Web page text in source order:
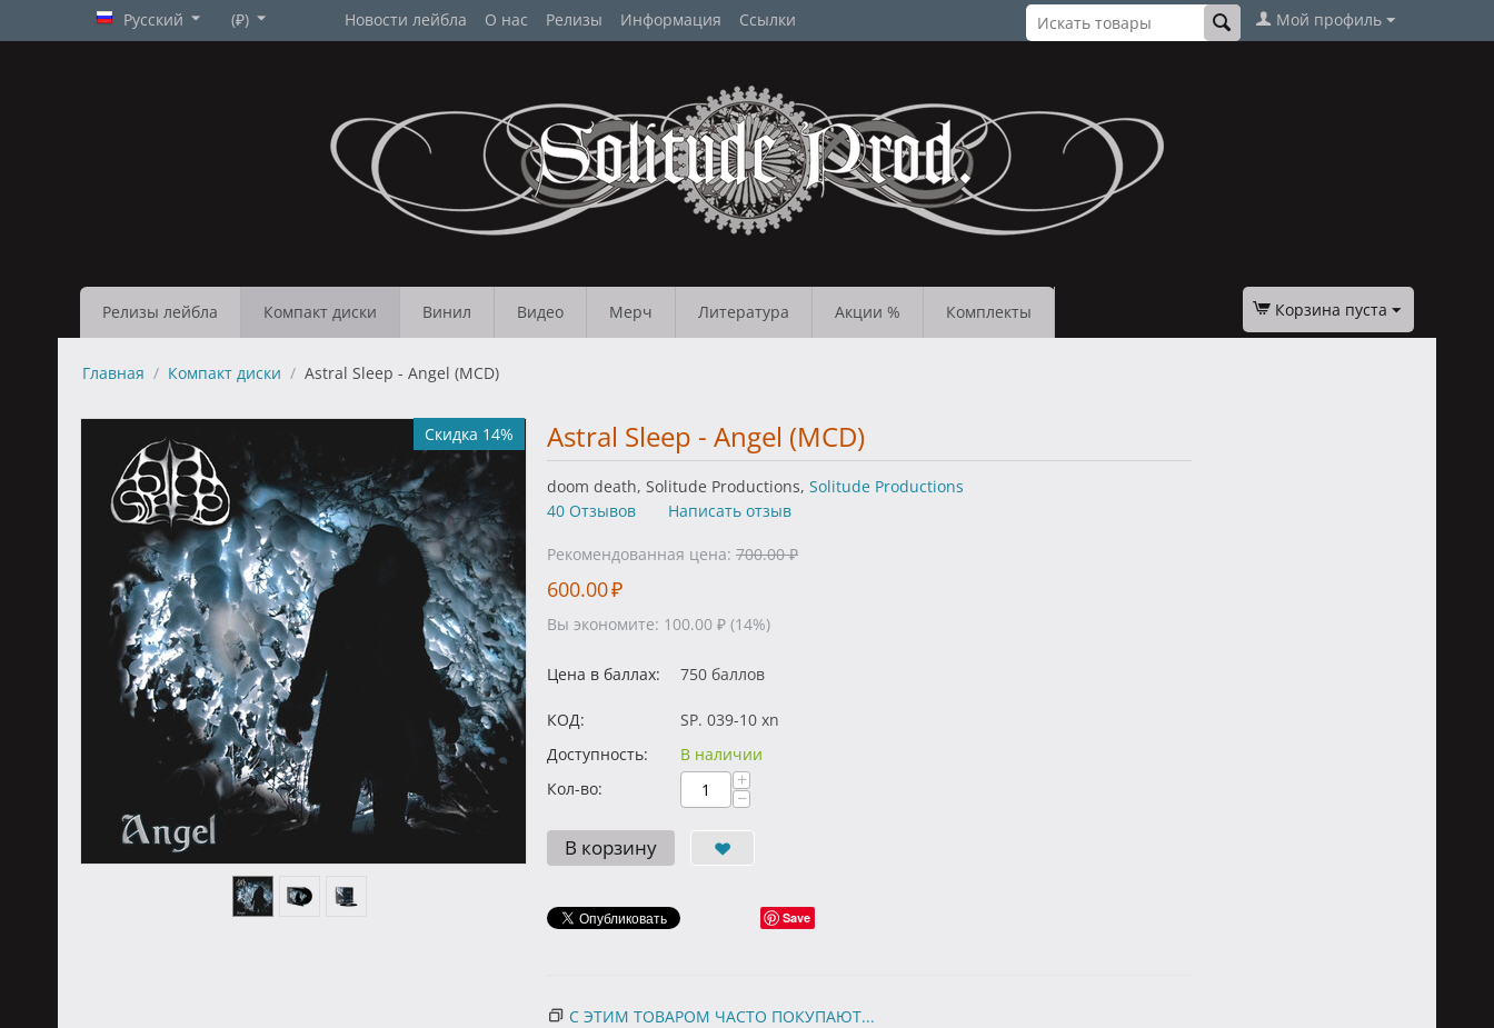
Русский (₽) Новости лейбла О нас Релизы Информация Ссылки Мой профиль
Релизы лейбла Компакт диски Винил Видео Мерч Литература Акции % Комплекты Корзина пуста
Главная / Компакт диски / Astral Sleep - Angel (MCD)
Скидка 14% Astral Sleep - Angel (MCD)
doom death, Solitude Productions, Solitude Productions
40 Отзывов
Написать отзыв
Рекомендованная цена: 700.00 ₽
600.00₽
Вы экономите: 100.00 ₽ (14%)
Цена в баллах: 750 баллов
КОД:
SP. 039-10 xn
Доступность:
В наличии
Кол-во:
+
−
В корзину
Save
С ЭТИМ ТОВАРОМ ЧАСТО ПОКУПАЮТ...